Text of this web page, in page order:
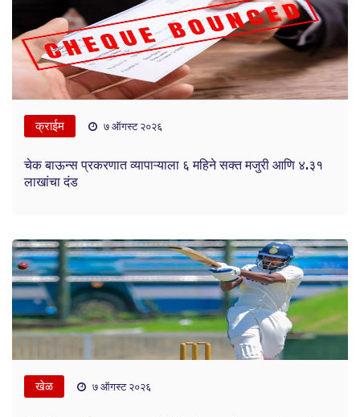
क्राईम ७ ऑगस्ट २०२६
चेक बाऊन्स प्रकरणात व्यापाऱ्याला ६ महिने सक्त मजुरी आणि ४.३१
लाखांचा दंड
खेळ ७ ऑगस्ट २०२६